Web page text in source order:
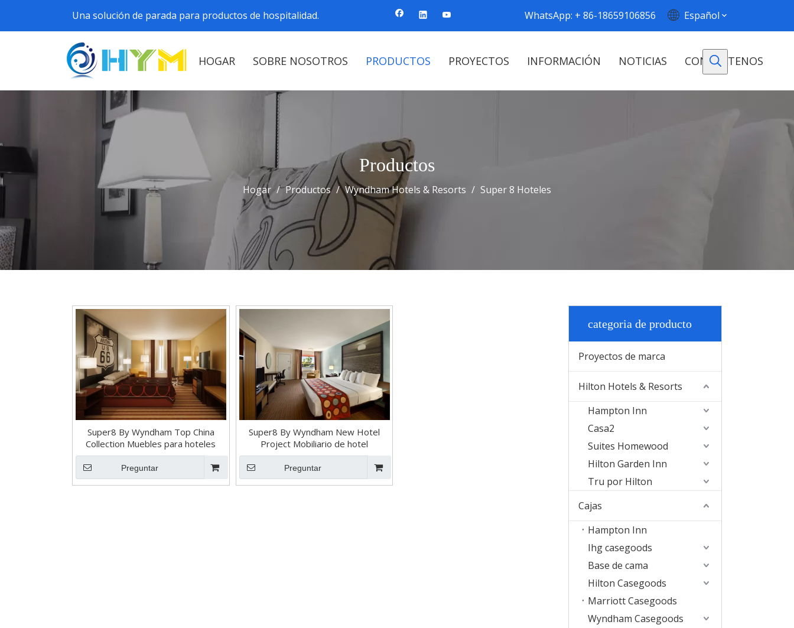
Una solución de parada para productos de hospitalidad. WhatsApp: + 86-18659106856 Español
HOGAR SOBRE NOSOTROS PRODUCTOS PROYECTOS INFORMACIÓN NOTICIAS CONTÁCTENOS
Productos
Hogar / Productos / Wyndham Hotels & Resorts / Super 8 Hoteles
Super8 By Wyndham Top China
Collection Muebles para hoteles
Preguntar
Super8 By Wyndham New Hotel
Project Mobiliario de hotel
Preguntar
categoria de producto
Proyectos de marca
Hilton Hotels & Resorts
Hampton Inn
Casa2
Suites Homewood
Hilton Garden Inn
Tru por Hilton
Cajas
Hampton Inn
Ihg casegoods
Base de cama
Hilton Casegoods
Marriott Casegoods
Wyndham Casegoods